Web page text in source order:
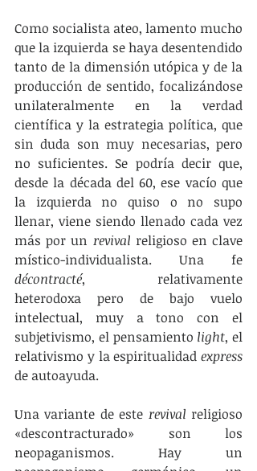
Como socialista ateo, lamento mucho
que la izquierda se haya desentendido
tanto de la dimensión utópica y de la
producción de sentido, focalizándose
unilateralmente en la verdad
científica y la estrategia política, que
sin duda son muy necesarias, pero
no suficientes. Se podría decir que,
desde la década del 60, ese vacío que
la izquierda no quiso o no supo
llenar, viene siendo llenado cada vez
más por un revival religioso en clave
décontracté, relativamente
heterodoxa pero de bajo vuelo
intelectual, muy a tono con el
subjetivismo, el pensamiento light, el
relativismo y la espiritualidad express
de autoayuda.
Una variante de este revival religioso
«descontracturado» son los
neopaganismos. Hay un